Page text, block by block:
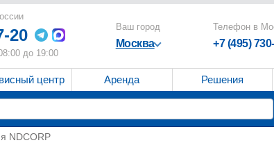
20
до 19:00
Ваш город
Москва
Телефон в
+7 (495)
центр Аренда Решения
NDCORP